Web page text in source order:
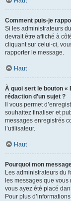
Comment puis-je
Si les administrateurs
devrait être affiché à
cliquant sur celui-ci,
rapporter le message.
Haut
À quoi sert le bouton
rédaction d’un sujet ?
Il vous permet
souhaitez finaliser et
messages enregistrés
l’utilisateur.
Haut
Pourquoi mon
Les administrateurs du
les messages que
vous ayez été placé
Pour plus